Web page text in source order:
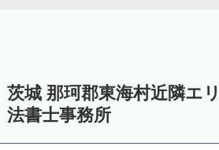
茨城 那珂郡東海村近隣エ
法書士事務所